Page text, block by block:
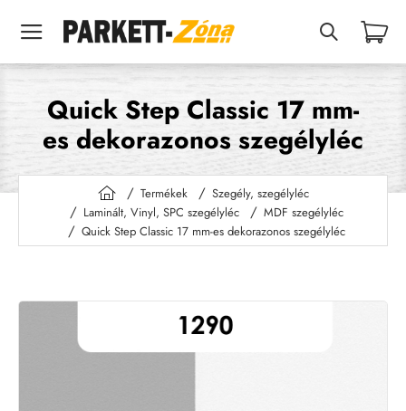
Quick Step Classic 17 mm-
es dekorazonos szegélyléc
h
o
m
Termékek
Szegély, szegélyléc
Laminált, Vinyl, SPC szegélyléc
MDF szegélyléc
Quick Step Classic 17 mm-es dekorazonos szegélyléc